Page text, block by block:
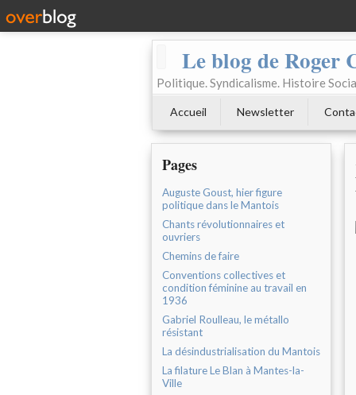
Le blog de Roger
Politique. Syndicalisme. Histoire
Accueil Newsletter
Pages
Auguste Goust, hier figure
politique dans le Mantois
Chants révolutionnaires et
ouvriers
Chemins de faire
Conventions collectives et
condition féminine au travail en
1936
Gabriel Roulleau, le métallo
résistant
La désindustrialisation du Mantois
La filature Le Blan à Mantes-la-
Ville